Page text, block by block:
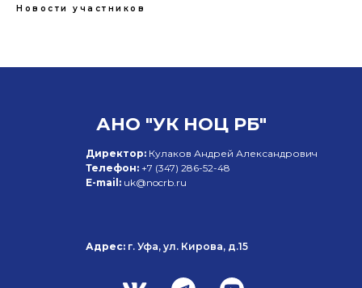
Новости участников
АНО "УК НОЦ РБ"
Директор: Кулаков Андрей Александрович
Телефон: +7 (347) 286-52-48
E-mail: uk@nocrb.ru
Адрес: г. Уфа, ул. Кирова, д.15